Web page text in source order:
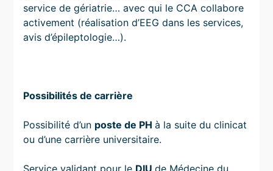
service de gériatrie… avec qui le CCA collabore
activement (réalisation d’EEG dans les services,
avis d’épileptologie…).
Possibilités de carrière
Possibilité d’un poste de PHà la suite du clinicat
ou d’une carrière universitaire.
Service validant pour le DIUde Médecine du